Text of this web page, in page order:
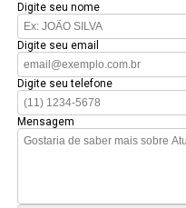
Digite seu nome
Digite seu email
Digite seu telefone
Mensagem